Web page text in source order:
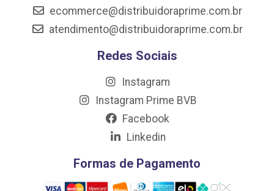
ecommerce@distribuidoraprime.com.br
atendimento@distribuidoraprime.com.br
Redes Sociais
Instagram
Instagram Prime BVB
Facebook
Linkedin
Formas de Pagamento